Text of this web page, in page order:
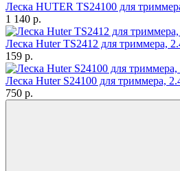
Леска HUTER TS24100 для
1 140 p.
Леска Huter TS2412 для триммера,
159 p.
Леска Huter S24100 для триммера,
750 p.